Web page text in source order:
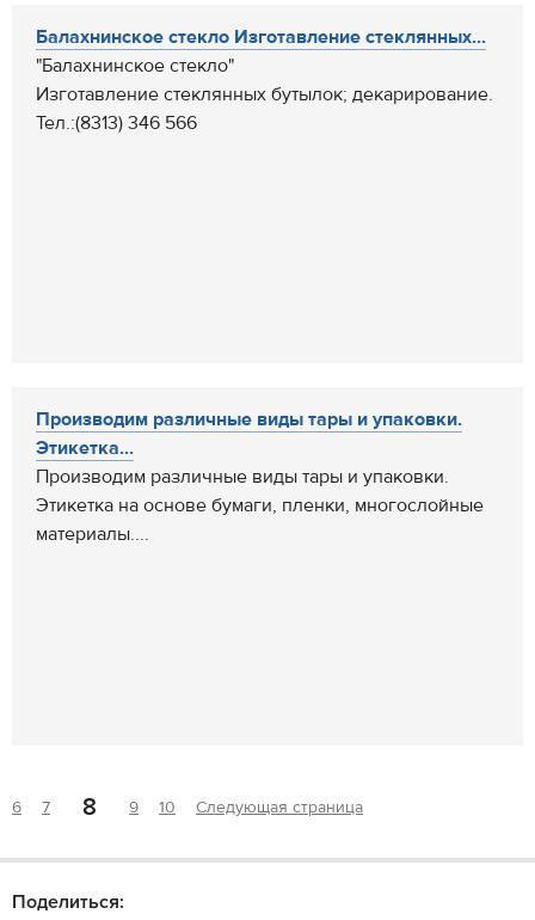
Балахнинское стекло Изготавление стеклянных...
"Балахнинское стекло"
Изготавление стеклянных бутылок; декарирование.
Тел.:(8313) 346 566
Производим различные виды тары и упаковки.
Этикетка...
Производим различные виды тары и упаковки.
Этикетка на основе бумаги, пленки, многослойные
материалы....
6 7 8 9 10 Следующая страница
Поделиться: